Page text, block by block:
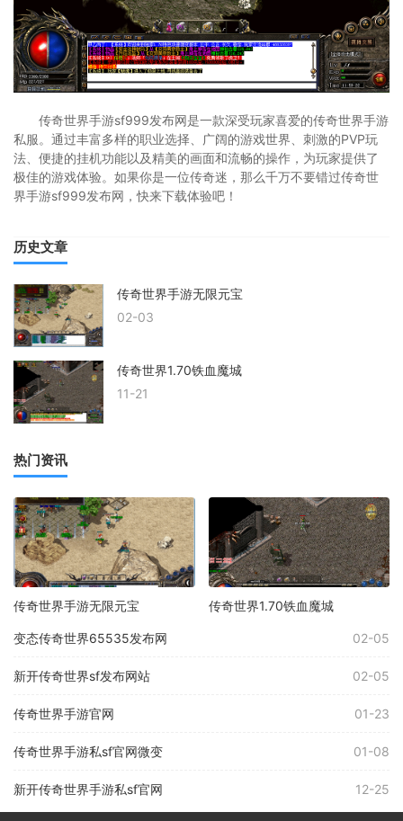
传奇世界手游sf999发布网是一款深受玩家喜爱的传奇世界手游
私服。通过丰富多样的职业选择、广阔的游戏世界、刺激的PVP玩
法、便捷的挂机功能以及精美的画面和流畅的操作，为玩家提供了
极佳的游戏体验。如果你是一位传奇迷，那么千万不要错过传奇世
界手游sf999发布网，快来下载体验吧！
历史文章
传奇世界手游无限元宝
02-03
传奇世界1.70铁血魔城
11-21
热门资讯
传奇世界手游无限元宝 传奇世界1.70铁血魔城
变态传奇世界65535发布网 02-05
新开传奇世界sf发布网站 02-05
传奇世界手游官网 01-23
传奇世界手游私sf官网微变 01-08
新开传奇世界手游私sf官网 12-25